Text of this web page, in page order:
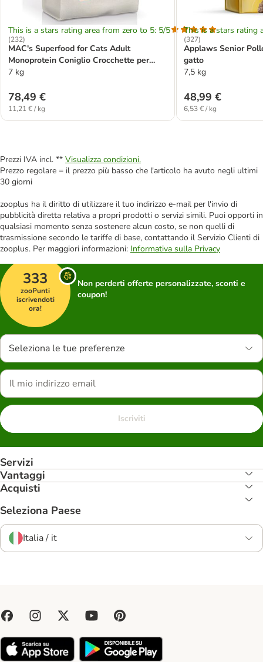
This is a stars rating area from zero to 5: 5/5
(232)
MAC's Superfood for Cats Adult
Monoprotein Coniglio Crocchette per
gatti
7 kg
78,49 €
11,21 € / kg
This is a stars rating
(327)
Applaws Senior
gatto
7,5 kg
48,99 €
6,53 € / kg
Prezzi IVA incl. ** Visualizza condizioni.
Prezzo regolare = il prezzo più basso che l'articolo ha avuto negli ultimi
30 giorni
zooplus ha il diritto di utilizzare il tuo indirizzo e-mail per l'invio di
pubblicità diretta relativa a propri prodotti o servizi simili. Puoi opporti in
qualsiasi momento senza sostenere alcun costo, se non quelli di
trasmissione secondo le tariffe di base, contattando il Servizio Clienti di
zooplus. Per maggiori informazioni: Informativa sulla Privacy
333
zooPunti
iscrivendoti
ora!
Non perderti offerte personalizzate, sconti e
coupon!
Seleziona le tue preferenze
Iscriviti
Servizi
Vantaggi
Acquisti
Seleziona Paese
Italia / it